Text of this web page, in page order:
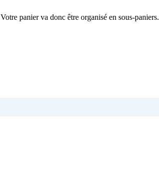
panier va donc être organisé en sous-paniers.